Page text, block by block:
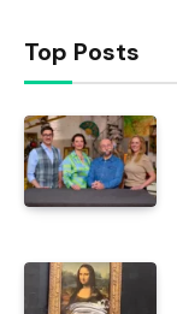
Top Posts